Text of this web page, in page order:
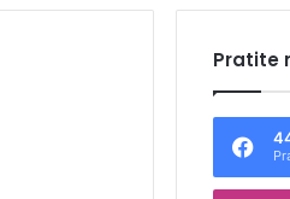
Pratite